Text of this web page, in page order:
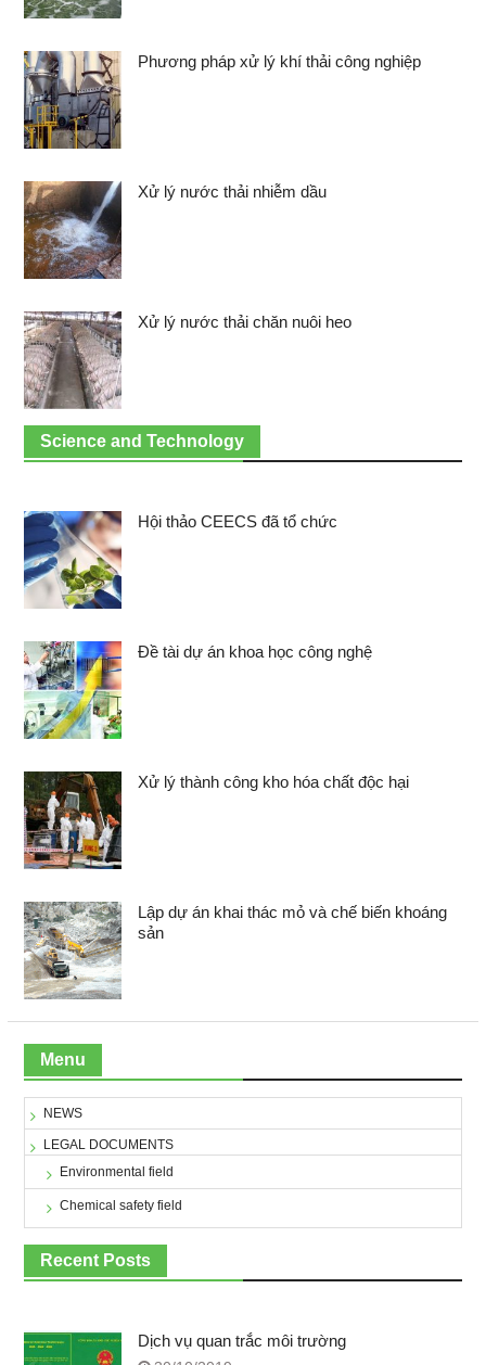
Phương pháp xử lý khí thải công nghiệp
Xử lý nước thải nhiễm dầu
Xử lý nước thải chăn nuôi heo
Science and Technology
Hội thảo CEECS đã tổ chức
Đề tài dự án khoa học công nghệ
Xử lý thành công kho hóa chất độc hại
Lập dự án khai thác mỏ và chế biến khoáng
sản
Menu
NEWS
LEGAL DOCUMENTS
Environmental field
Chemical safety field
Recent Posts
Dịch vụ quan trắc môi trường